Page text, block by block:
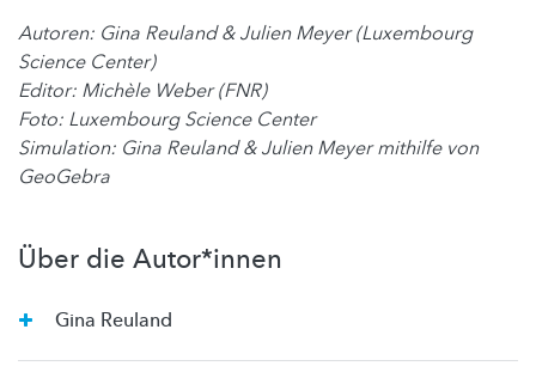
Autoren: Gina Reuland & Julien Meyer (Luxembourg
Science Center)
Editor: Michèle Weber (FNR)
Foto: Luxembourg Science Center
Simulation: Gina Reuland & Julien Meyer mithilfe von
GeoGebra
Über die Autor*innen
Gina Reuland